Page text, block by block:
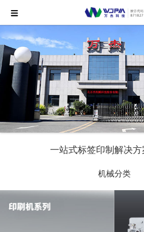
一站式标签印制解决
机械分类